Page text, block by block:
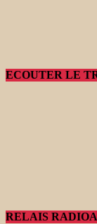
ECOUTER LE
RELAIS